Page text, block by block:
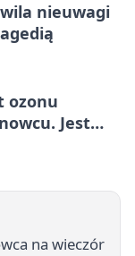
nieuwagi
ozonu
Jest
na wieczór